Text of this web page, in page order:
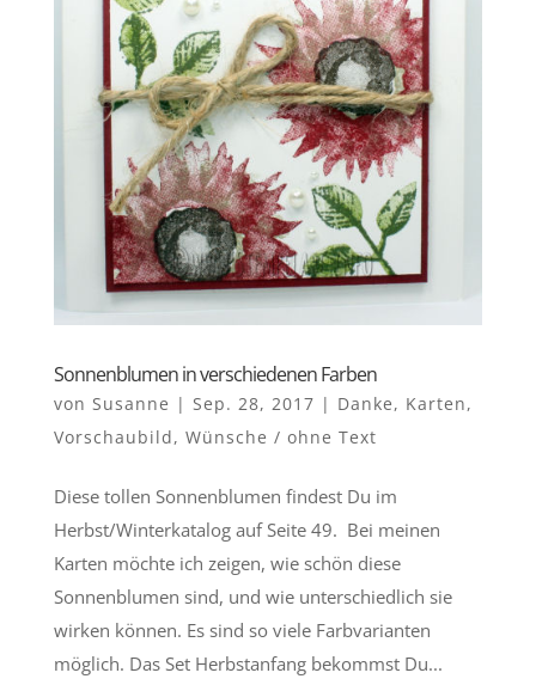
Sonnenblumen in verschiedenen Farben
von Susanne | Sep. 28, 2017 | Danke, Karten,
Vorschaubild, Wünsche / ohne Text
Diese tollen Sonnenblumen findest Du im
Herbst/Winterkatalog auf Seite 49. Bei meinen
Karten möchte ich zeigen, wie schön diese
Sonnenblumen sind, und wie unterschiedlich sie
wirken können. Es sind so viele Farbvarianten
möglich. Das Set Herbstanfang bekommst Du...